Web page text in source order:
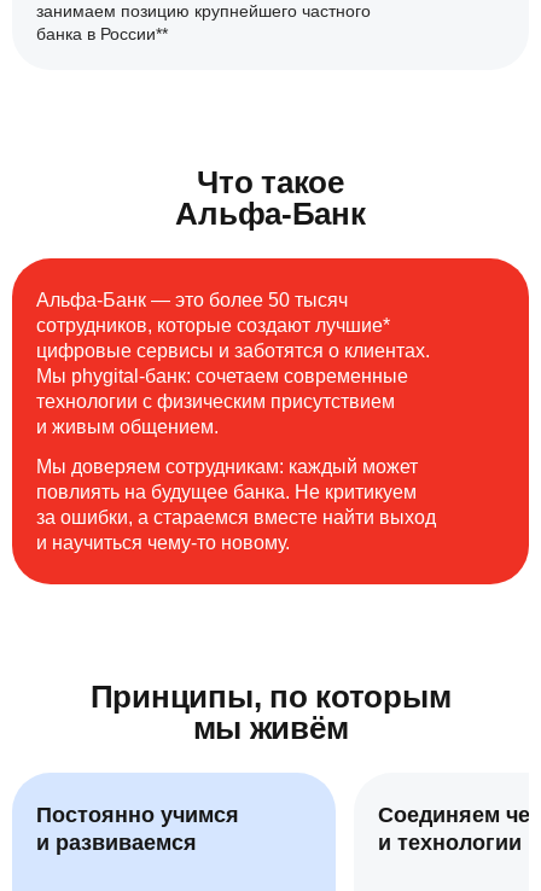
занимаем позицию крупнейшего частного
банка в России**
Что такое
Альфа-Банк
Альфа-Банк — это более 50 тысяч
сотрудников, которые создают лучшие*
цифровые сервисы и заботятся о клиентах.
Мы phygital-банк: сочетаем современные
технологии с физическим присутствием
и живым общением.
Мы доверяем сотрудникам: каждый может
повлиять на будущее банка. Не критикуем
за ошибки, а стараемся вместе найти выход
и научиться чему-то новому.
Принципы, по которым
мы живём
Постоянно учимся
и развиваемся
Соединяем
и технологии